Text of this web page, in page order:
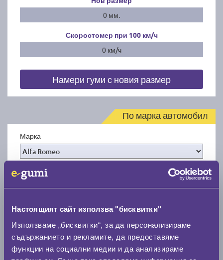
Настоящият сайт използва "бисквитки"
Използваме „бисквитки“, за да персонализираме
съдържанието и рекламите, да предоставяме
функции на социални медии и да анализираме
0 мм.
Скоростомер при 100 км/ч
0 км/ч
Намери гуми с новия размер
По марка автомобил
Марка
Модел